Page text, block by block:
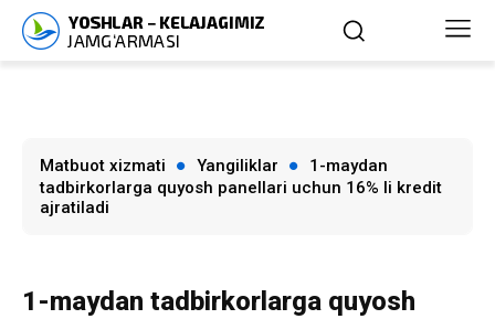
Matbuot xizmati Yangiliklar
1-maydan
tadbirkorlarga quyosh panellari uchun 16% li kredit
ajratiladi
1-maydan tadbirkorlarga quyosh